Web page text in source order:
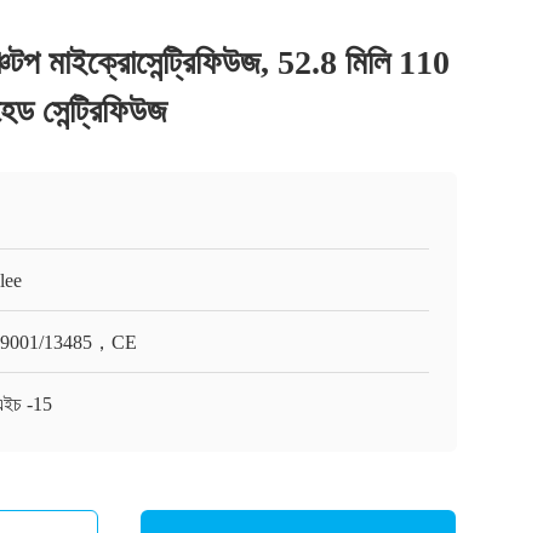
মাইক্রোসেন্ট্রিফিউজ, 52.8 মিলি 110
সেন্ট্রিফিউজ
13485，CE
-15